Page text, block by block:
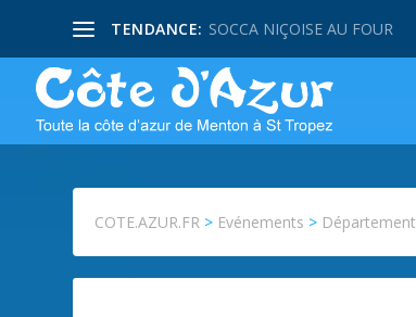
TENDANCE: SOCCA NIÇOISE AU FOUR
COTE.AZUR.FR > Evénements > Département